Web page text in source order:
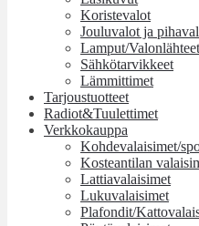
Koristevalot
Jouluvalot ja
Lamput/Valonlähteet
Sähkötarvikkeet
Lämmittimet
Tarjoustuotteet
Radiot&Tuulettimet
Verkkokauppa
Kohdevalaisimet/
Kosteantilan
Lattiavalaisimet
Lukuvalaisimet
Plafondit/